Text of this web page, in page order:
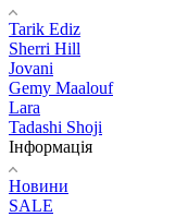
Tarik Ediz
Sherri Hill
Jovani
Gemy Maalouf
Lara
Tadashi Shoji
Інформація
Новини
SALE